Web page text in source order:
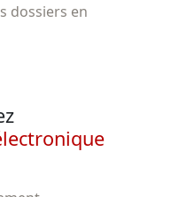
dossiers en